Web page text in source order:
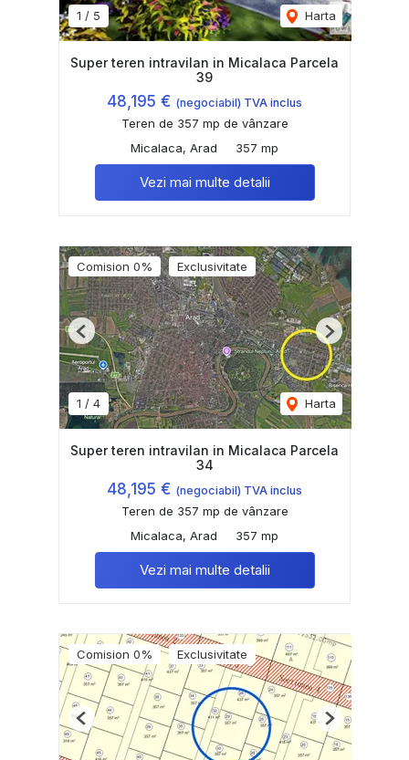
1 / 5 Harta
Super teren intravilan in Micalaca Parcela
39
48,195 € (negociabil) TVA inclus
Teren de 357 mp de vânzare
Micalaca, Arad
357 mp
Vezi mai multe detalii
Comision 0% Exclusivitate
1 / 4 Harta
Previous Next
Super teren intravilan in Micalaca Parcela
34
48,195 € (negociabil) TVA inclus
Teren de 357 mp de vânzare
Micalaca, Arad
357 mp
Vezi mai multe detalii
Comision 0% Exclusivitate
Previous Next